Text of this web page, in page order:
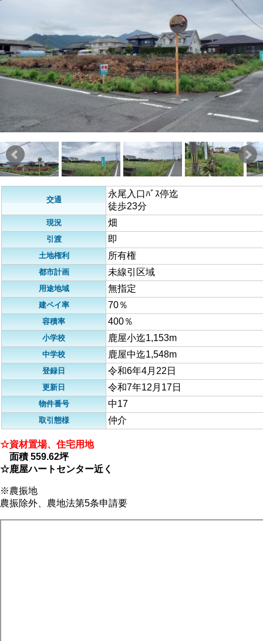
交通
永尾入口ﾊﾞｽ停迄
徒歩23分
現況 畑
引渡 即
土地権利 所有権
都市計画 未線引区域
用途地域 無指定
建ペイ率 70％
容積率 400％
小学校 鹿屋小迄1,153m
中学校 鹿屋中迄1,548m
登録日 令和6年4月22日
更新日 令和7年12月17日
物件番号 中17
取引態様 仲介
☆資材置場、住宅用地
面積 559.62坪
☆鹿屋ハートセンター近く
※農振地
農振除外、農地法第5条申請要